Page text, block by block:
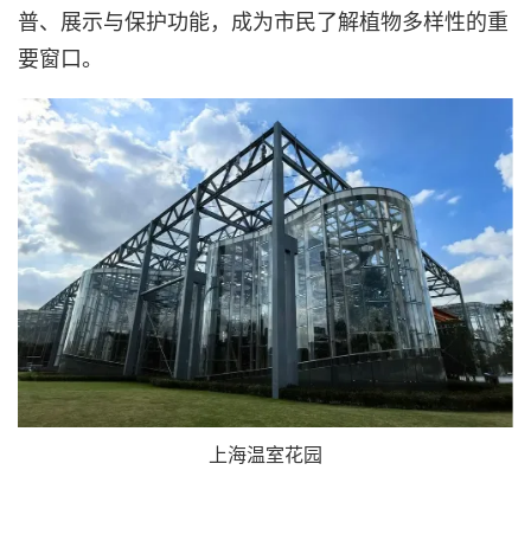
普、展示与保护功能，成为市民了解植物多样性的重
要窗口。
上海温室花园